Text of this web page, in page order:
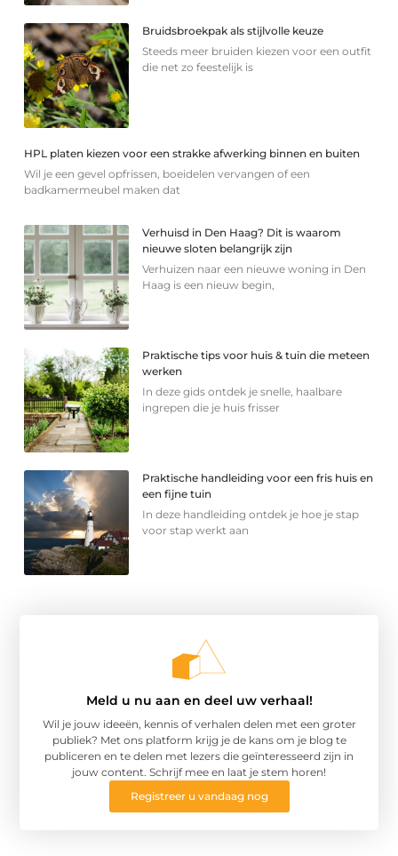
Bruidsbroekpak als stijlvolle keuze
Steeds meer bruiden kiezen voor een outfit
die net zo feestelijk is
HPL platen kiezen voor een strakke afwerking binnen en buiten
Wil je een gevel opfrissen, boeidelen vervangen of een
badkamermeubel maken dat
Verhuisd in Den Haag? Dit is waarom
nieuwe sloten belangrijk zijn
Verhuizen naar een nieuwe woning in Den
Haag is een nieuw begin,
Praktische tips voor huis & tuin die meteen
werken
In deze gids ontdek je snelle, haalbare
ingrepen die je huis frisser
Praktische handleiding voor een fris huis en
een fijne tuin
In deze handleiding ontdek je hoe je stap
voor stap werkt aan
Meld u nu aan en deel uw verhaal!
Wil je jouw ideeën, kennis of verhalen delen met een groter
publiek? Met ons platform krijg je de kans om je blog te
publiceren en te delen met lezers die geïnteresseerd zijn in
jouw content. Schrijf mee en laat je stem horen!
Registreer u vandaag nog